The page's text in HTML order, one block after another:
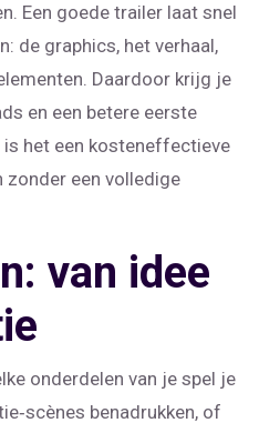
Een goede trailer laat snel
de graphics, het verhaal,
Daardoor krijg je
en een betere eerste
het een kosteneffectieve
zonder een volledige
van idee
onderdelen van je spel je
benadrukken, of